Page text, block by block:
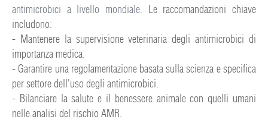
antimicrobici a livello mondiale. Le raccomandazioni chiave
includono:
- Mantenere la supervisione veterinaria degli antimicrobici di
importanza medica.
-Garantire una regolamentazione basata sulla scienza e specifica
per settore dell'uso degli antimicrobici.
- Bilanciare la salute e il benessere animale con quelli umani
nelle analisi del rischio AMR.